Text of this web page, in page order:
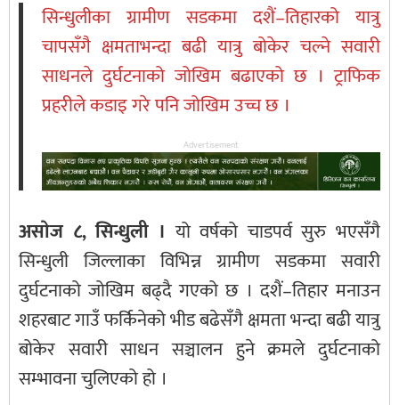
सिन्धुलीका ग्रामीण सडकमा दशैं–तिहारको यात्रु
चापसँगै क्षमताभन्दा बढी यात्रु बोकेर चल्ने सवारी
साधनले दुर्घटनाको जोखिम बढाएको छ । ट्राफिक
प्रहरीले कडाइ गरे पनि जोखिम उच्च छ ।
Advertisement
असाेज ८, सिन्धुली । यो वर्षको चाडपर्व सुरु भएसँगै
सिन्धुली जिल्लाका विभिन्न ग्रामीण सडकमा सवारी
दुर्घटनाको जोखिम बढ्दै गएको छ । दशैं–तिहार मनाउन
शहरबाट गाउँ फर्किनेको भीड बढेसँगै क्षमता भन्दा बढी यात्रु
बोकेर सवारी साधन सञ्चालन हुने क्रमले दुर्घटनाको
सम्भावना चुलिएको हो ।